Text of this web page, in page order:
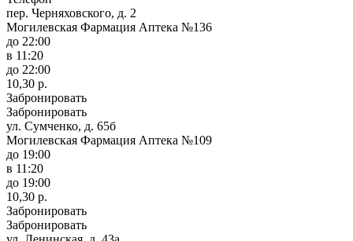
пер. Черняховского, д. 2
Могилевская Фармация Аптека №136
до 22:00
в 11:20
до 22:00
10,30 р.
Забронировать
Забронировать
ул. Сумченко, д. 65б
Могилевская Фармация Аптека №109
до 19:00
в 11:20
до 19:00
10,30 р.
Забронировать
Забронировать